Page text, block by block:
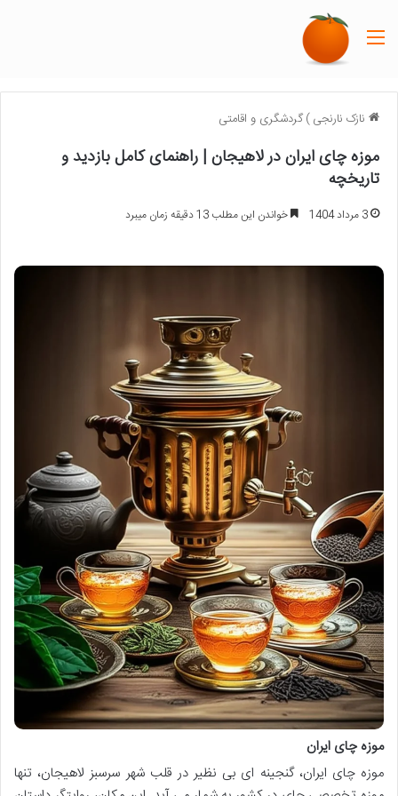
نازک نارنجی)گردشگری و اقامتی
موزه چای ایران در لاهیجان | راهنمای کامل بازدید و
تاریخچه
3 مرداد 1404 خواندن این مطلب 13 دقیقه زمان میبرد
موزه چای ایران
موزه چای ایران، گنجینه ای بی نظیر در قلب شهر سرسبز لاهیجان، تنها